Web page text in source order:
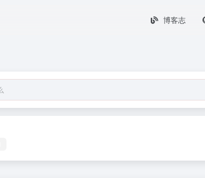
博客志